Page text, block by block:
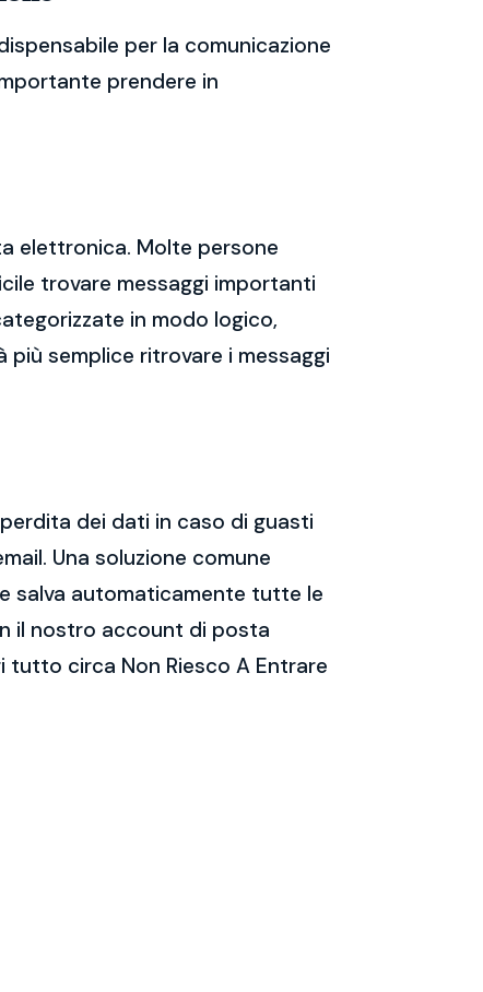
per la comunicazione
prendere in
elettronica. Molte persone
trovare messaggi importanti
in modo logico,
più semplice ritrovare i messaggi
dei dati in caso di guasti
Una soluzione comune
salva automaticamente tutte le
il nostro account di posta
circa Non Riesco A Entrare